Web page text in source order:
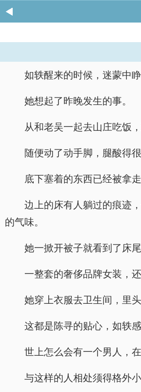
如轶醒来的时候，迷蒙中
她想起了昨晚发生的事。
从和老吴一起去山庄吃饭
随便动了动手脚，腿酸得
底下塞着的东西已经被拿
边上的床有人躺过的痕迹
的气味。
她一掀开被子就看到了床
一整套的奢侈品牌女装，
她穿上衣服去卫生间，里
这都是陈寻的贴心，如轶
世上怎么会有一个男人，
与这样的人相处须得格外